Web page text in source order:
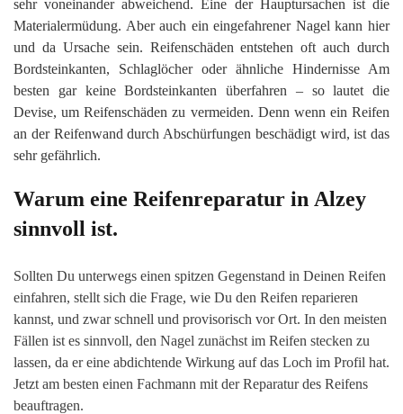
sehr voneinander abweichend. Eine der Hauptursachen ist die
Materialermüdung. Aber auch ein eingefahrener Nagel kann hier
und da Ursache sein. Reifenschäden entstehen oft auch durch
Bordsteinkanten, Schlaglöcher oder ähnliche Hindernisse Am
besten gar keine Bordsteinkanten überfahren – so lautet die
Devise, um Reifenschäden zu vermeiden. Denn wenn ein Reifen
an der Reifenwand durch Abschürfungen beschädigt wird, ist das
sehr gefährlich.
Warum eine Reifenreparatur in Alzey
sinnvoll ist.
Sollten Du unterwegs einen spitzen Gegenstand in Deinen Reifen
einfahren, stellt sich die Frage, wie Du den Reifen reparieren
kannst, und zwar schnell und provisorisch vor Ort. In den meisten
Fällen ist es sinnvoll, den Nagel zunächst im Reifen stecken zu
lassen, da er eine abdichtende Wirkung auf das Loch im Profil hat.
Jetzt am besten einen Fachmann mit der Reparatur des Reifens
beauftragen.